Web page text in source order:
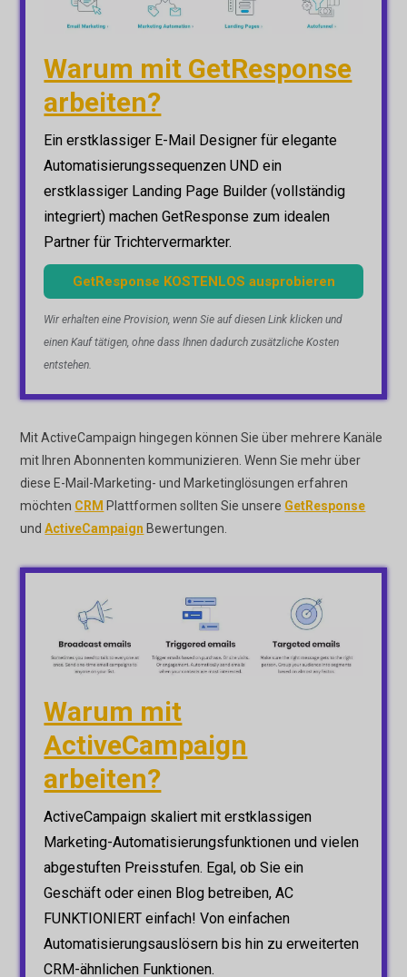
Warum mit GetResponse
arbeiten?
Ein erstklassiger E-Mail Designer für elegante
Automatisierungssequenzen UND ein
erstklassiger Landing Page Builder (vollständig
integriert) machen GetResponse zum idealen
Partner für Trichtervermarkter.
GetResponse KOSTENLOS ausprobieren
Wir erhalten eine Provision, wenn Sie auf diesen Link klicken und
einen Kauf tätigen, ohne dass Ihnen dadurch zusätzliche Kosten
entstehen.
Mit ActiveCampaign hingegen können Sie über mehrere Kanäle
mit Ihren Abonnenten kommunizieren. Wenn Sie mehr über
diese E-Mail-Marketing- und Marketinglösungen erfahren
möchten CRM Plattformen sollten Sie unsere GetResponse
undActiveCampaign Bewertungen.
Warum mit
ActiveCampaign
arbeiten?
ActiveCampaign skaliert mit erstklassigen
Marketing-Automatisierungsfunktionen und vielen
abgestuften Preisstufen. Egal, ob Sie ein
Geschäft oder einen Blog betreiben, AC
FUNKTIONIERT einfach! Von einfachen
Automatisierungsauslösern bis hin zu erweiterten
CRM-ähnlichen Funktionen.